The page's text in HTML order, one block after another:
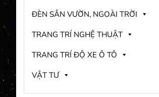
ĐÈN SÂN VƯỜN, NGOÀI TRỜI
TRANG TRÍ NGHỆ THUẬT
TRANG TRÍ ĐỘ XE Ô TÔ
VẬT TƯ